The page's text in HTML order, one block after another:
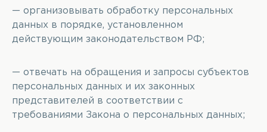
— организовывать обработку персональных
данных в порядке, установленном
действующим законодательством РФ;
— отвечать на обращения и запросы субъектов
персональных данных и их законных
представителей в соответствии с
требованиями Закона о персональных данных;